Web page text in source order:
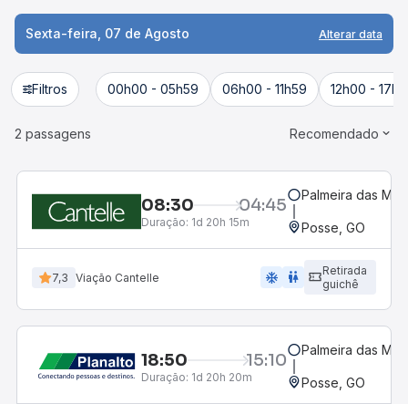
Sexta-feira, 07 de Agosto Alterar data
Filtros 00h00 - 05h59 06h00 - 11h59 12h00 -
2 passagens Recomendado
08:30 04:45
Duração: 1d 20h 15m
Palmeira das
Posse, GO
7,3 Viação Cantelle ac_unit wc
Retirada
guichê
18:50 15:10
Duração: 1d 20h 20m
Palmeira das
Posse, GO